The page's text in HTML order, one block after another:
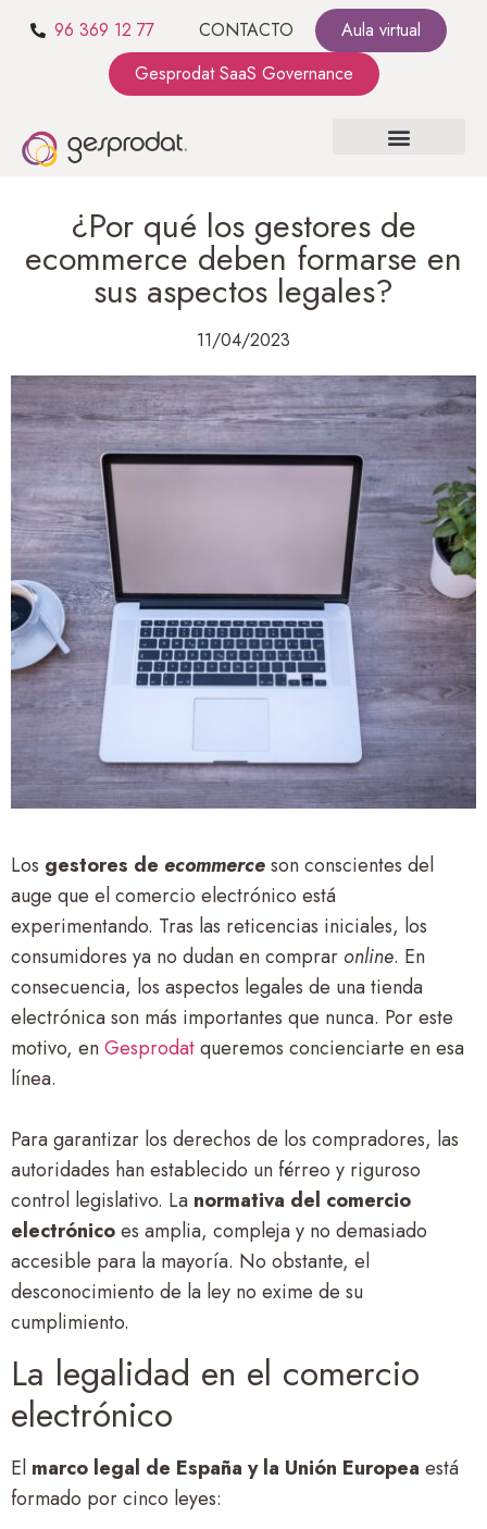
96 369 12 77 CONTACTO
Aula virtual
Gesprodat SaaS Governance
¿Por qué los gestores de
ecommerce deben formarse en
sus aspectos legales?
11/04/2023
Los gestores de ecommerceson conscientes del
auge que el comercio electrónico está
experimentando. Tras las reticencias iniciales, los
consumidores ya no dudan en comprar online. En
consecuencia, los aspectos legales de una tienda
electrónica son más importantes que nunca. Por este
motivo, enGesprodatqueremos concienciarte en esa
línea.
Para garantizar los derechos de los compradores, las
autoridades han establecido un férreo y riguroso
control legislativo. La normativa del comercio
electrónicoes amplia, compleja y no demasiado
accesible para la mayoría. No obstante, el
desconocimiento de la ley no exime de su
cumplimiento.
La legalidad en el comercio
electrónico
El marco legal de España y la Unión Europea está
formado por cinco leyes: